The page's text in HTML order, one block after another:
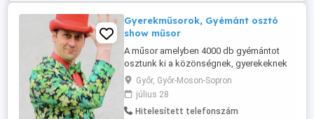
Gyerekműsorok, Gyémánt osztó
show műsor
A műsor amelyben 4000 db gyémántot
osztunk ki a közönségnek, gyerekeknek
és felnőtteknek. A menüponton belül a
második műsor
Győr, Győr-Moson-Sopron
július 28
Hitelesített telefonszám